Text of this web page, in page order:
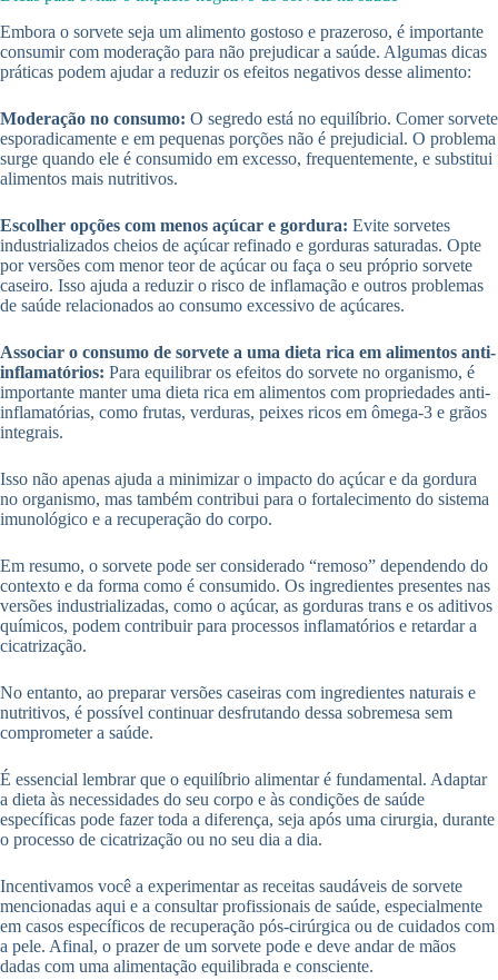
Embora o sorvete seja um alimento gostoso e prazeroso, é importante
consumir com moderação para não prejudicar a saúde. Algumas dicas
práticas podem ajudar a reduzir os efeitos negativos desse alimento:
Moderação no consumo: O segredo está no equilíbrio. Comer sorvete
esporadicamente e em pequenas porções não é prejudicial. O problema
surge quando ele é consumido em excesso, frequentemente, e substitui
alimentos mais nutritivos.
Escolher opções com menos açúcar e gordura: Evite sorvetes
industrializados cheios de açúcar refinado e gorduras saturadas. Opte
por versões com menor teor de açúcar ou faça o seu próprio sorvete
caseiro. Isso ajuda a reduzir o risco de inflamação e outros problemas
de saúde relacionados ao consumo excessivo de açúcares.
Associar o consumo de sorvete a uma dieta rica em alimentos anti-
inflamatórios: Para equilibrar os efeitos do sorvete no organismo, é
importante manter uma dieta rica em alimentos com propriedades anti-
inflamatórias, como frutas, verduras, peixes ricos em ômega-3 e grãos
integrais.
Isso não apenas ajuda a minimizar o impacto do açúcar e da gordura
no organismo, mas também contribui para o fortalecimento do sistema
imunológico e a recuperação do corpo.
Em resumo, o sorvete pode ser considerado “remoso” dependendo do
contexto e da forma como é consumido. Os ingredientes presentes nas
versões industrializadas, como o açúcar, as gorduras trans e os aditivos
químicos, podem contribuir para processos inflamatórios e retardar a
cicatrização.
No entanto, ao preparar versões caseiras com ingredientes naturais e
nutritivos, é possível continuar desfrutando dessa sobremesa sem
comprometer a saúde.
É essencial lembrar que o equilíbrio alimentar é fundamental. Adaptar
a dieta às necessidades do seu corpo e às condições de saúde
específicas pode fazer toda a diferença, seja após uma cirurgia, durante
o processo de cicatrização ou no seu dia a dia.
Incentivamos você a experimentar as receitas saudáveis de sorvete
mencionadas aqui e a consultar profissionais de saúde, especialmente
em casos específicos de recuperação pós-cirúrgica ou de cuidados com
a pele. Afinal, o prazer de um sorvete pode e deve andar de mãos
dadas com uma alimentação equilibrada e consciente.